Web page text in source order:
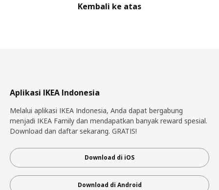
Kembali ke atas
Aplikasi IKEA Indonesia
Melalui aplikasi IKEA Indonesia, Anda dapat bergabung
menjadi IKEA Family dan mendapatkan banyak reward spesial.
Download dan daftar sekarang. GRATIS!
Download di iOS
Download di Android